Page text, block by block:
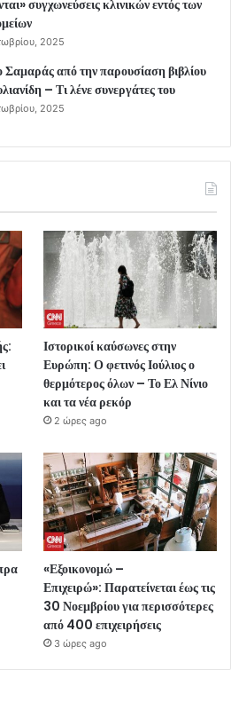
συγχωνεύσεις κλινικών εντός των
2025
από την παρουσίαση βιβλίου
– Τι λένε συνεργάτες του
2025
Ιστορικοί καύσωνες στην
Ευρώπη: Ο φετινός Ιούλιος ο
θερμότερος όλων – Το Ελ Νίνιο
και τα νέα ρεκόρ
2 ώρες ago
«Εξοικονομώ –
Επιχειρώ»: Παρατείνεται έως τις
30 Νοεμβρίου για περισσότερες
από 400 επιχειρήσεις
3 ώρες ago